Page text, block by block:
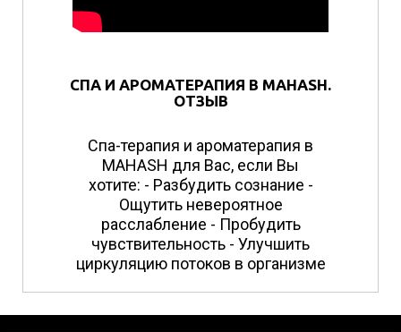
СПА И АРОМАТЕРАПИЯ В MAHASH.
ОТЗЫВ
Спа-терапия и ароматерапия в
MAHASH для Вас, если Вы
хотите: - Разбудить сознание -
Ощутить невероятное
расслабление - Пробудить
чувствительность - Улучшить
циркуляцию потоков в организме